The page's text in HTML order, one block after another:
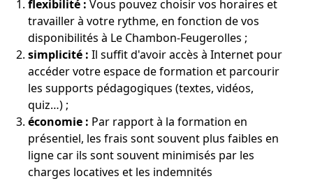
flexibilité : Vous pouvez choisir vos horaires et
travailler à votre rythme, en fonction de vos
disponibilités à Le Chambon-Feugerolles ;
simplicité : Il suffit d'avoir accès à Internet pour
accéder votre espace de formation et parcourir
les supports pédagogiques (textes, vidéos,
quiz…) ;
économie : Par rapport à la formation en
présentiel, les frais sont souvent plus faibles en
ligne car ils sont souvent minimisés par les
charges locatives et les indemnités